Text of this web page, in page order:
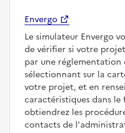
Envergo
Le simulateur Envergo
de vérifier si votre
par une réglementation
sélectionnant sur la
votre projet, et en
caractéristiques dans
obtiendrez les
contacts de